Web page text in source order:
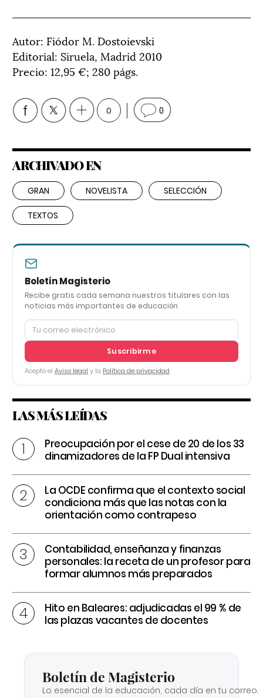
Autor: Fiódor M. Dostoievski
Editorial: Siruela, Madrid 2010
Precio: 12,95 €; 280 págs.
0 0
ARCHIVADO EN
GRAN NOVELISTA SELECCIÓN
TEXTOS
Boletín Magisterio
Recibe gratis cada semana nuestros titulares con las
noticias más importantes de educación
Suscribirme
Acepto el Aviso legal y la Política de privacidad
LAS MÁS LEÍDAS
Preocupación por el cese de 20 de los 33
dinamizadores de la FP Dual intensiva
La OCDE confirma que el contexto social
condiciona más que las notas con la
orientación como contrapeso
Contabilidad, enseñanza y finanzas
personales: la receta de un profesor para
formar alumnos más preparados
Hito en Baleares: adjudicadas el 99 % de
las plazas vacantes de docentes
Boletín de Magisterio
Lo esencial de la educación, cada día en tu correo.